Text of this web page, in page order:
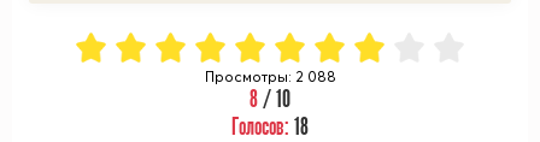
Просмотры: 2 088
8/ 10
Голосов: 18